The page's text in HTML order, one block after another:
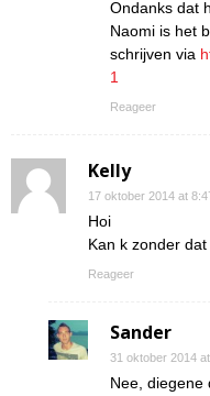
Ondanks dat
Naomi is het
schrijven via
1
Reageer
Kelly
17 oktober 2014 at
Hoi
Kan k zonder
Reageer
Sander
31 oktober 2014
Nee, diegene